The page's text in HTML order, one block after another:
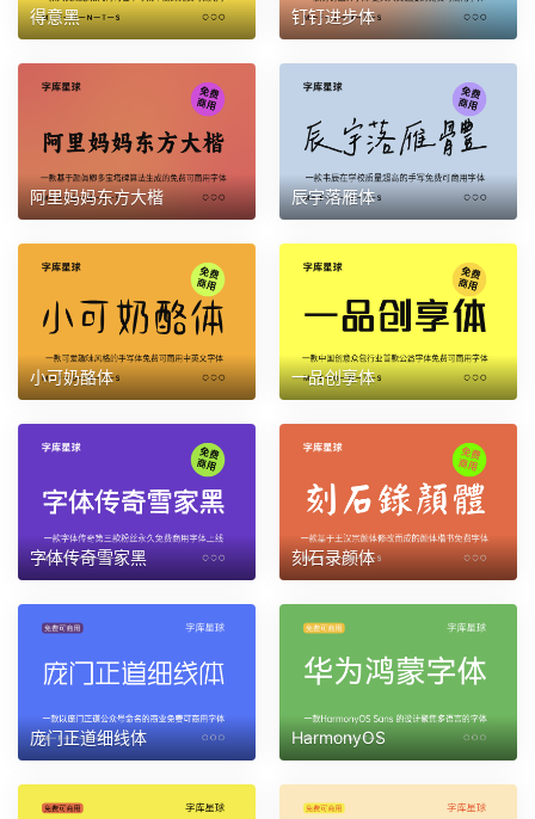
得意黑 钉钉进步体
阿里妈妈东方大楷 辰宇落雁体
小可奶酪体 一品创享体
字体传奇雪家黑 刻石录颜体
庞门正道细线体 HarmonyOS